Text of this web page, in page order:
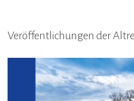
Veröffentlichungen der